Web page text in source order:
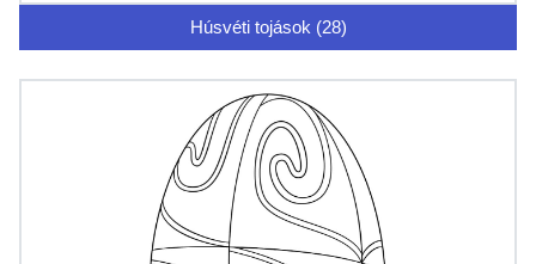
Húsvéti tojások (28)